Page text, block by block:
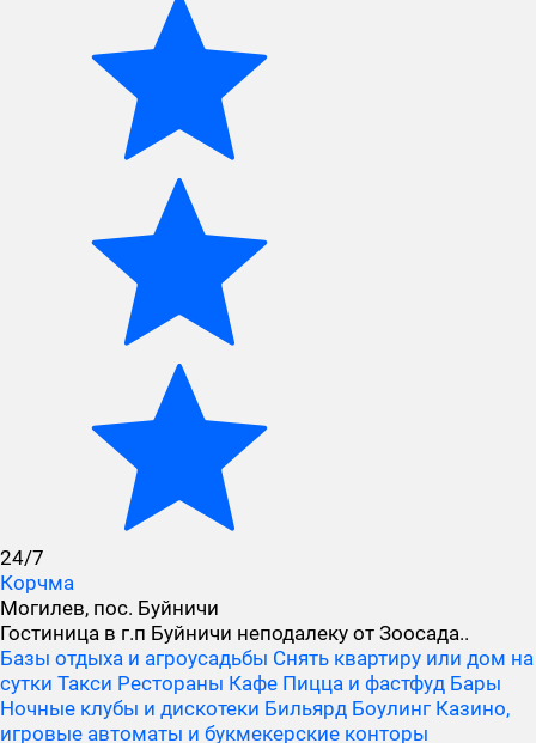
24/7
Корчма
Могилев, пос. Буйничи
Гостиница в г.п Буйничи неподалеку от Зоосада..
Базы отдыха и агроусадьбы Снять квартиру или дом на
сутки Такси Рестораны Кафе Пицца и фастфуд Бары
Ночные клубы и дискотеки Бильярд Боулинг Казино,
игровые автоматы и букмекерские конторы